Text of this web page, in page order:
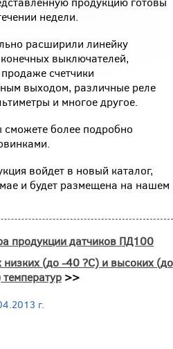
недели.
расширили линейку
выключателей,
счетчики
выходом, различные реле
и многое другое.
сможете более подробно
войдет в новый каталог,
и будет размещена на нашем
продукции датчиков ПД100
(до -40 ?С) и высоких (до
>>
г.